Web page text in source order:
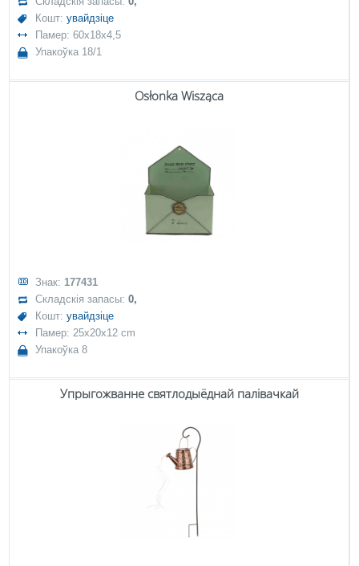
Кошт:увайдзіце
Памер: 60x18x4,5
Упакоўка 18/1
Osłonka Wisząca
Знак: 177431
Складскія запасы:0,
Кошт:увайдзіце
Памер: 25x20x12 cm
Упакоўка 8
Упрыгожванне святлодыёднай палівачкай